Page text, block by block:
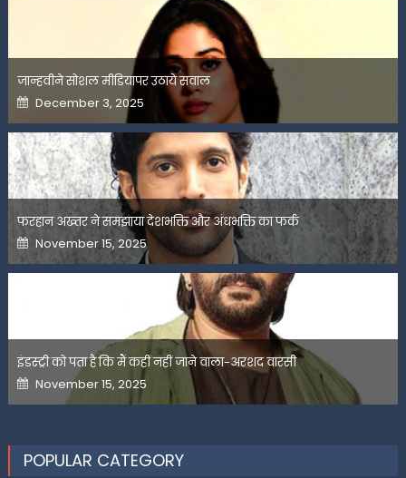
जान्हवीने सोशल मीडियापर उठाये सवाल
Posted
on
December 3, 2025
फरहान अख्तर ने समझाया देशभक्ति और अंधभक्ति का फर्क
Posted
on
November 15, 2025
इंडस्ट्री को पता है कि मैं कहीं नहीं जाने वाला-अरशद वारसी
Posted
on
November 15, 2025
POPULAR CATEGORY